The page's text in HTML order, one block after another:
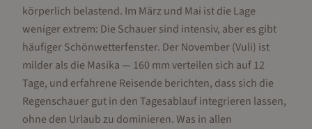
körperlich belastend. Im März und Mai ist die Lage
weniger extrem: Die Schauer sind intensiv, aber es gibt
häufiger Schönwetterfenster. Der November (Vuli) ist
milder als die Masika — 160 mm verteilen sich auf 12
Tage, und erfahrene Reisende berichten, dass sich die
Regenschauer gut in den Tagesablauf integrieren lassen,
ohne den Urlaub zu dominieren. Was in allen